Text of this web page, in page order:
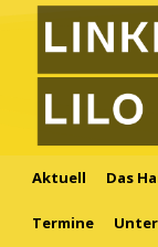
Aktuell Das
Termine